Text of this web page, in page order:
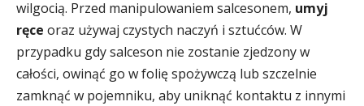
wilgocią. Przed manipulowaniem salcesonem, umyj
ręce oraz używaj czystych naczyń i sztućców. W
przypadku gdy salceson nie zostanie zjedzony w
całości, owinąć go w folię spożywczą lub szczelnie
zamknąć w pojemniku, aby uniknąć kontaktu z innymi